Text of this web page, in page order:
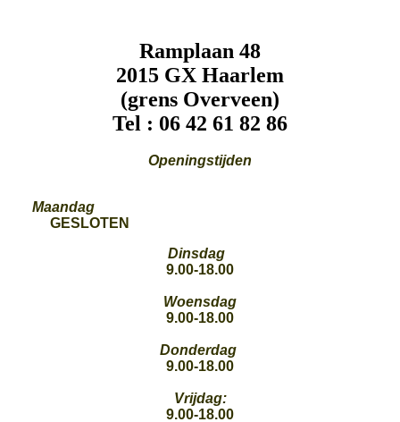
Ramplaan 48
2015 GX Haarlem
(grens Overveen)
Tel : 06 42 61 82 86
Openingstijden
Maandag
GESLOTEN
Dinsdag
9.00-18.00
Woensdag
9.00-18.00
Donderdag
9.00-18.00
Vrijdag:
9.00-18.00